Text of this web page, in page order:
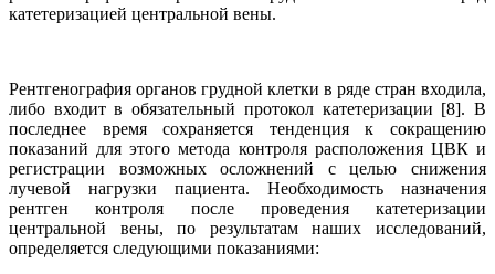
катетеризацией центральной вены.
Рентгенография органов грудной клетки в ряде стран входила,
либо входит в обязательный протокол катетеризации [8]. В
последнее время сохраняется тенденция к сокращению
показаний для этого метода контроля расположения ЦВК и
регистрации возможных осложнений с целью снижения
лучевой нагрузки пациента. Необходимость назначения
рентген контроля после проведения катетеризации
центральной вены, по результатам наших исследований,
определяется следующими показаниями: